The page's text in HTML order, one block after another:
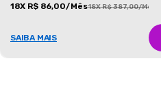
18X R$ 86,00/Mês18X R$ 387,00/Mês
SAIBA MAIS